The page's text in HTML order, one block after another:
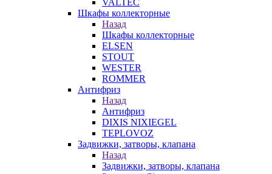
VALTEC
Шкафы коллекторные
Назад
Шкафы коллекторные
ELSEN
STOUT
WESTER
ROMMER
Антифриз
Назад
Антифриз
DIXIS NIXIEGEL
TEPLOVOZ
Задвижки, затворы, клапана
Назад
Задвижки, затворы, клапана